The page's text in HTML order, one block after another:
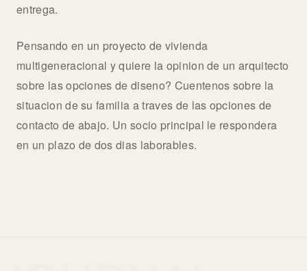
entrega.
Pensando en un proyecto de vivienda
multigeneracional y quiere la opinion de un arquitecto
sobre las opciones de diseno? Cuentenos sobre la
situacion de su familia a traves de las opciones de
contacto de abajo. Un socio principal le respondera
en un plazo de dos dias laborables.